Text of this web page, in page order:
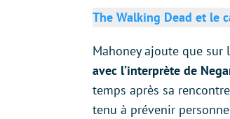
The Walking Dead et le
Mahoney ajoute que sur
avec l’interprète de
temps après sa
tenu à prévenir